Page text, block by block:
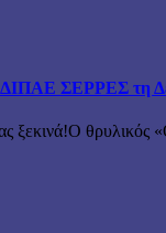
ΣΕΡΡΕΣ τη
θρυλικός